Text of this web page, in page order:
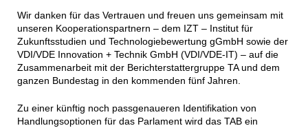
Wir danken für das Vertrauen und freuen uns gemeinsam mit
unseren Kooperationspartnern – dem IZT – Institut für
Zukunftsstudien und Technologiebewertung gGmbH sowie der
VDI/VDE Innovation + Technik GmbH (VDI/VDE-IT) – auf die
Zusammenarbeit mit der Berichterstattergruppe TA und dem
ganzen Bundestag in den kommenden fünf Jahren.
Zu einer künftig noch passgenaueren Identifikation von
Handlungsoptionen für das Parlament wird das TAB ein